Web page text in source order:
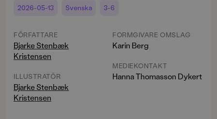
2026-05-13 Svenska 3-6
FÖRFATTARE
Bjarke Stenbæk
Kristensen
ILLUSTRATÖR
Bjarke Stenbæk
Kristensen
FORMGIVARE OMSLAG
Karin Berg
MEDIEKONTAKT
Hanna Thomasson Dykert